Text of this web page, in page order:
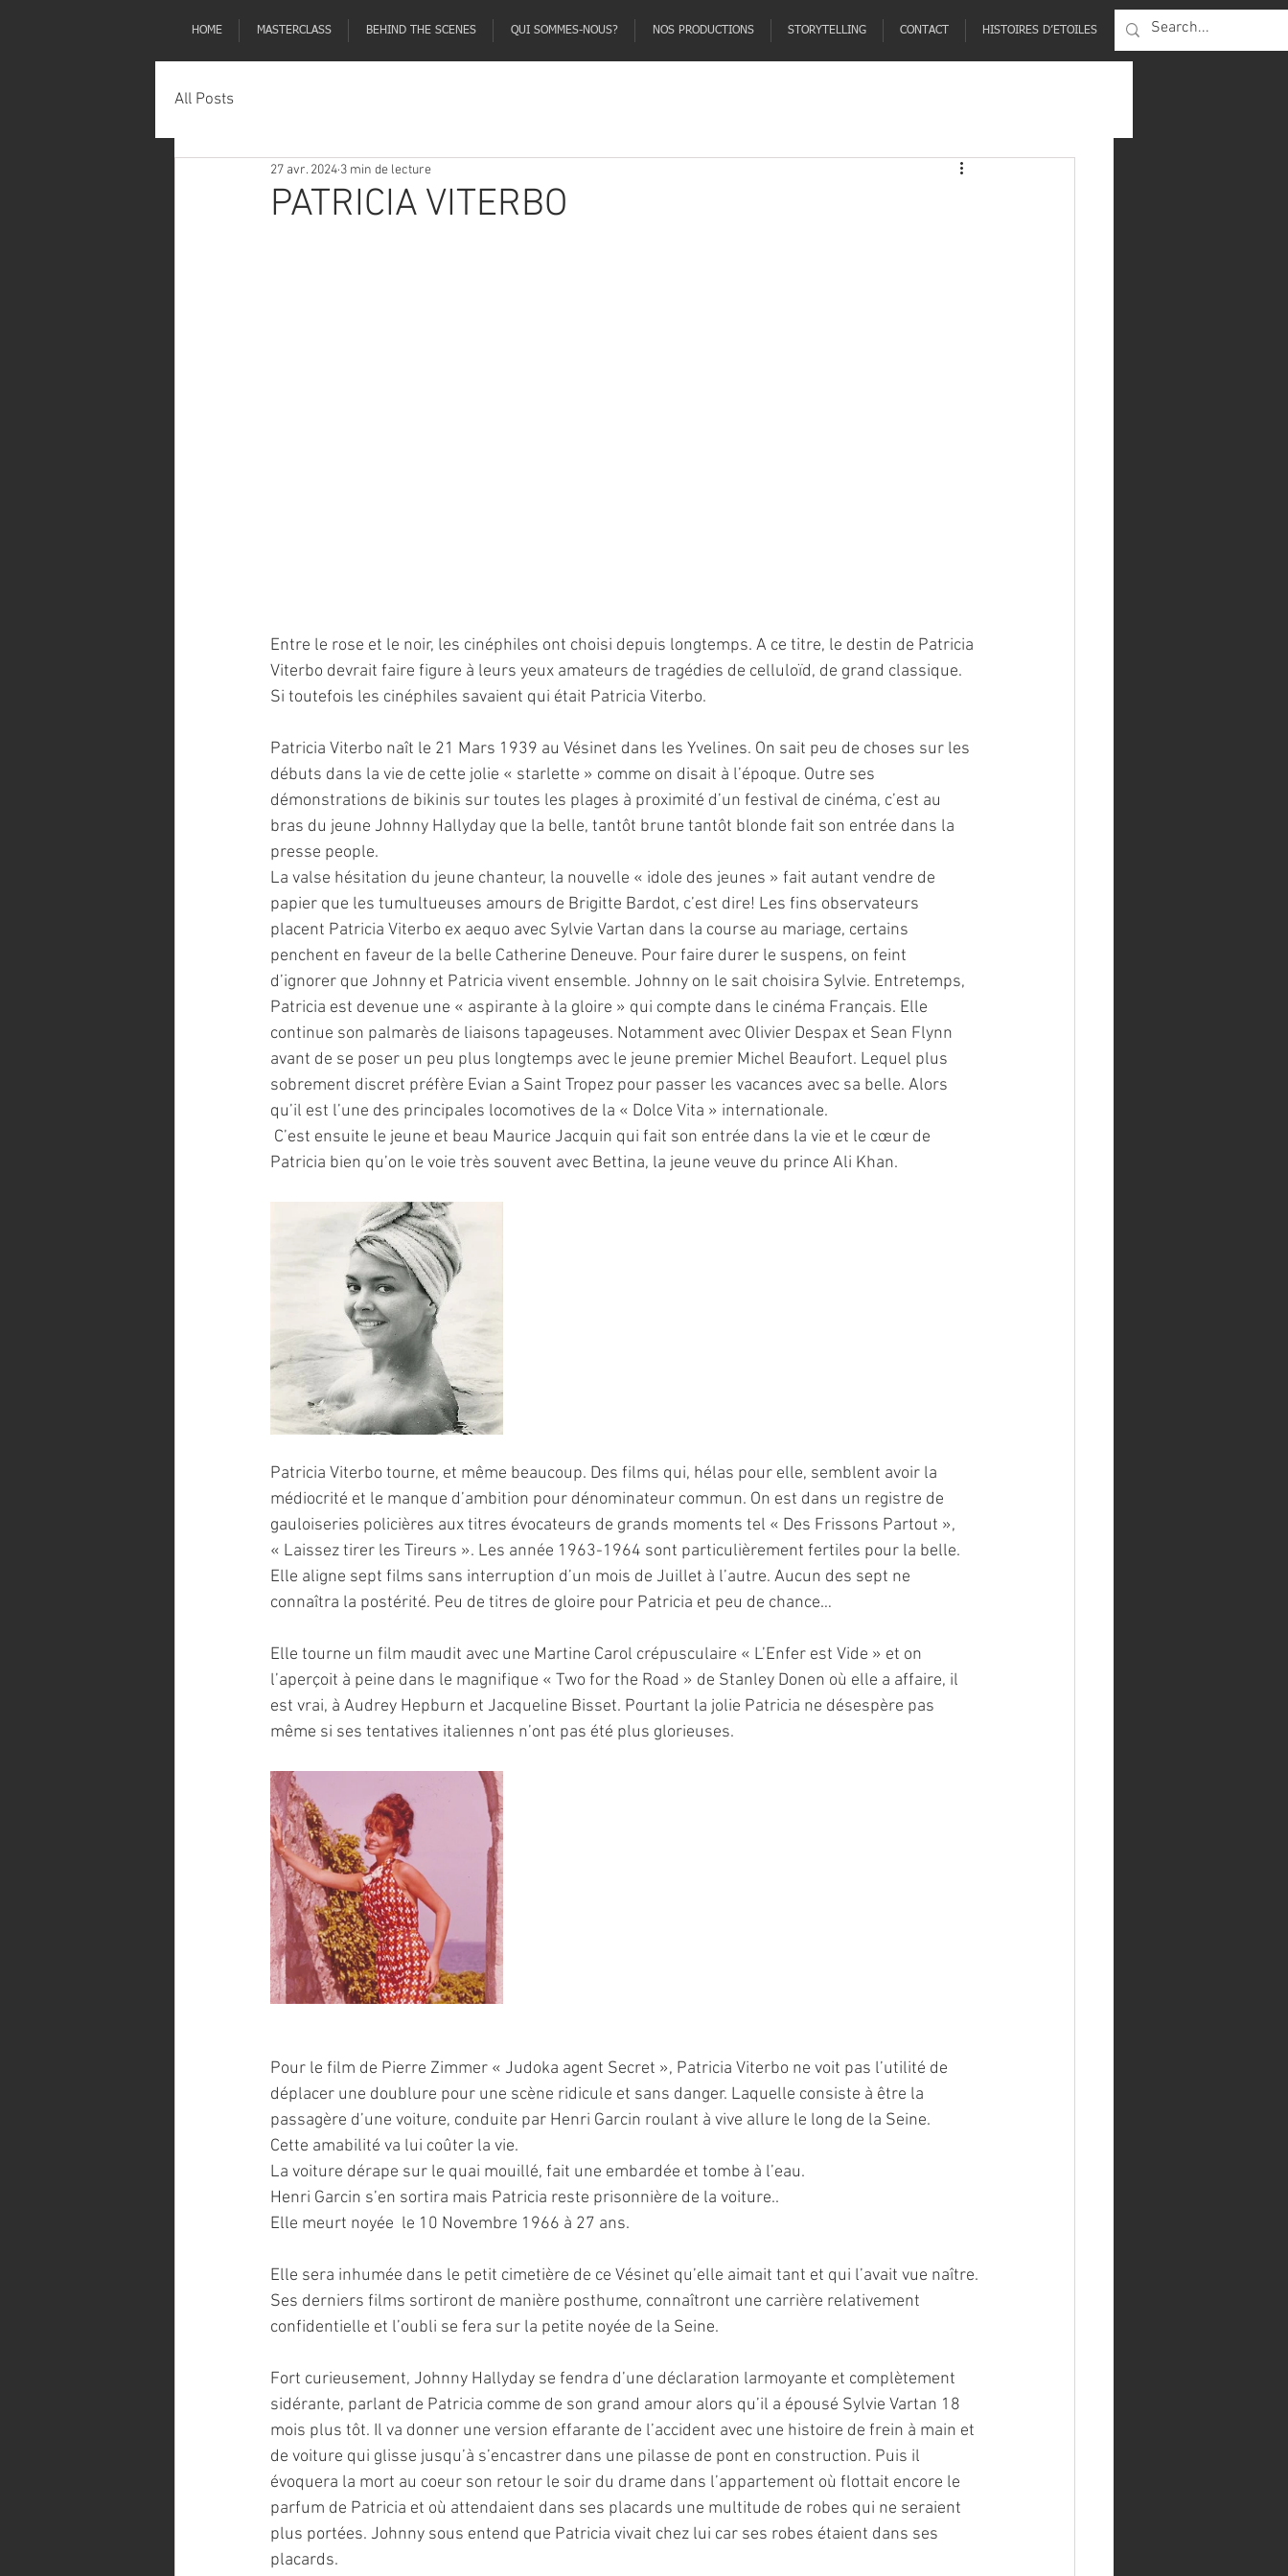
HOME MASTERCLASS BEHIND THE SCENES QUI SOMMES-NOUS? NOS PRODUCTIONS STORYTELLING CONTACT HISTOIRES D’ETOILES
All Posts
PATRICIA VITERBO
27 avr. 2024 3 min de lecture
Entre le rose et le noir, les cinéphiles ont choisi depuis longtemps. A ce titre, le destin de Patricia
Viterbo devrait faire figure à leurs yeux amateurs de tragédies de celluloïd, de grand classique.
Si toutefois les cinéphiles savaient qui était Patricia Viterbo.
Patricia Viterbo naît le 21 Mars 1939 au Vésinet dans les Yvelines. On sait peu de choses sur les
débuts dans la vie de cette jolie « starlette » comme on disait à l’époque. Outre ses
démonstrations de bikinis sur toutes les plages à proximité d’un festival de cinéma, c’est au
bras du jeune Johnny Hallyday que la belle, tantôt brune tantôt blonde fait son entrée dans la
presse people.
La valse hésitation du jeune chanteur, la nouvelle « idole des jeunes » fait autant vendre de
papier que les tumultueuses amours de Brigitte Bardot, c’est dire! Les fins observateurs
placent Patricia Viterbo ex aequo avec Sylvie Vartan dans la course au mariage, certains
penchent en faveur de la belle Catherine Deneuve. Pour faire durer le suspens, on feint
d’ignorer que Johnny et Patricia vivent ensemble. Johnny on le sait choisira Sylvie. Entretemps,
Patricia est devenue une « aspirante à la gloire » qui compte dans le cinéma Français. Elle
continue son palmarès de liaisons tapageuses. Notamment avec Olivier Despax et Sean Flynn
avant de se poser un peu plus longtemps avec le jeune premier Michel Beaufort. Lequel plus
sobrement discret préfère Evian a Saint Tropez pour passer les vacances avec sa belle. Alors
qu’il est l’une des principales locomotives de la « Dolce Vita » internationale.
Patricia bien qu’on le voie très souvent avec Bettina, la jeune veuve du prince Ali Khan.
Patricia Viterbo tourne, et même beaucoup. Des films qui, hélas pour elle, semblent avoir la
médiocrité et le manque d’ambition pour dénominateur commun. On est dans un registre de
gauloiseries policières aux titres évocateurs de grands moments tel « Des Frissons Partout »,
« Laissez tirer les Tireurs ». Les année 1963-1964 sont particulièrement fertiles pour la belle.
Elle aligne sept films sans interruption d’un mois de Juillet à l’autre. Aucun des sept ne
connaîtra la postérité. Peu de titres de gloire pour Patricia et peu de chance…
Elle tourne un film maudit avec une Martine Carol crépusculaire « L’Enfer est Vide » et on
l’aperçoit à peine dans le magnifique « Two for the Road » de Stanley Donen où elle a affaire, il
est vrai, à Audrey Hepburn et Jacqueline Bisset. Pourtant la jolie Patricia ne désespère pas
même si ses tentatives italiennes n’ont pas été plus glorieuses.
Pour le film de Pierre Zimmer « Judoka agent Secret », Patricia Viterbo ne voit pas l’utilité de
déplacer une doublure pour une scène ridicule et sans danger. Laquelle consiste à être la
passagère d’une voiture, conduite par Henri Garcin roulant à vive allure le long de la Seine.
Cette amabilité va lui coûter la vie.
La voiture dérape sur le quai mouillé, fait une embardée et tombe à l’eau.
Henri Garcin s’en sortira mais Patricia reste prisonnière de la voiture..
Elle meurt noyée  le 10 Novembre 1966 à 27 ans.
Elle sera inhumée dans le petit cimetière de ce Vésinet qu’elle aimait tant et qui l’avait vue naître.
Ses derniers films sortiront de manière posthume, connaîtront une carrière relativement
confidentielle et l’oubli se fera sur la petite noyée de la Seine.
Fort curieusement, Johnny Hallyday se fendra d’une déclaration larmoyante et complètement
sidérante, parlant de Patricia comme de son grand amour alors qu’il a épousé Sylvie Vartan 18
mois plus tôt. Il va donner une version effarante de l’accident avec une histoire de frein à main et
de voiture qui glisse jusqu’à s’encastrer dans une pilasse de pont en construction. Puis il
évoquera la mort au coeur son retour le soir du drame dans l’appartement où flottait encore le
parfum de Patricia et où attendaient dans ses placards une multitude de robes qui ne seraient
plus portées. Johnny sous entend que Patricia vivait chez lui car ses robes étaient dans ses
placards.